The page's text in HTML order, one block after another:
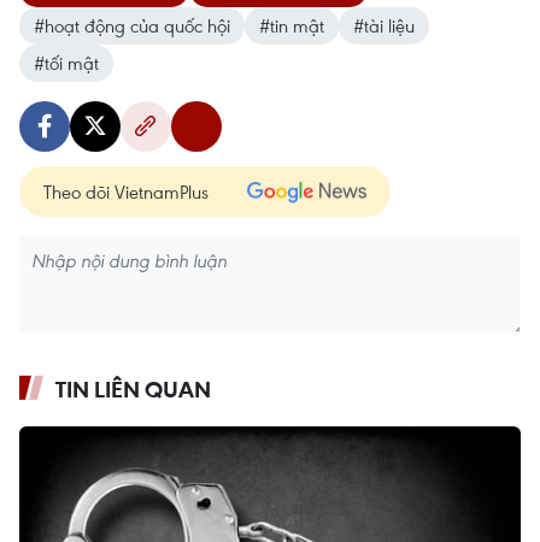
#hoạt động của quốc hội
#tin mật
#tài liệu
#tối mật
Theo dõi VietnamPlus
TIN LIÊN QUAN